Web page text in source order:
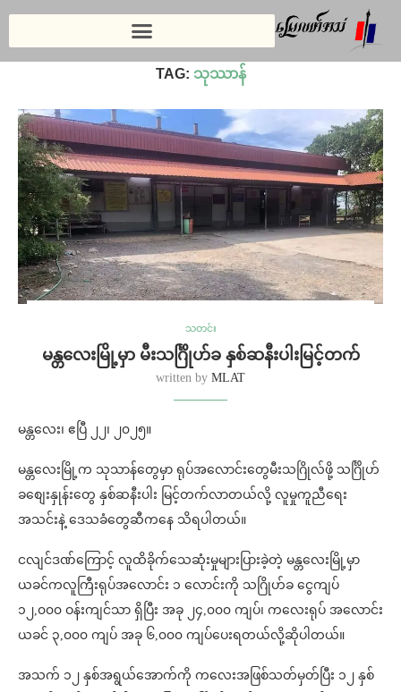
TAG: သုဿာန်
သတင်း
မန္တလေးမြို့မှာ မီးသင်္ဂြိုဟ်ခ နှစ်ဆနီးပါးမြင့်တက်
written by MLAT
မန္တလေး၊ ဧပြီ ၂၂၊ ၂၀၂၅။
မန္တလေးမြို့က သုသာန်တွေမှာ ရုပ်အလောင်းတွေမီးသဂြိုလ်ဖို့ သင်္ဂြိုဟ်
ခစျေးနှုန်းတွေ နှစ်ဆနီးပါး မြင့်တက်လာတယ်လို့ လူမှုကူညီရေး
အသင်းနဲ့ ဒေသခံတွေဆီကနေ သိရပါတယ်။
ငလျင်ဒဏ်ကြောင့် လူထိခိုက်သေဆုံးမှုများပြားခဲ့တဲ့ မန္တလေးမြို့မှာ
ယခင်ကလူကြီးရုပ်အလောင်း ၁ လောင်းကို သဂြိုဟ်ခ ငွေကျပ်
၁၂,၀၀၀ ဝန်းကျင်သာ ရှိပြီး အခု ၂၄,၀၀၀ ကျပ်၊ ကလေးရုပ် အလောင်း
ယခင် ၃,၀၀၀ ကျပ် အခု ၆,၀၀၀ ကျပ်ပေးရတယ်လို့ဆိုပါတယ်။
အသက် ၁၂ နှစ်အရွယ်အောက်ကို ကလေးအဖြစ်သတ်မှတ်ပြီး ၁၂ နှစ်